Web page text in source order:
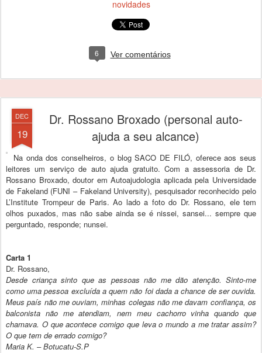
novidades
6 Ver comentários
DEC
19
Dr. Rossano Broxado (personal auto-
ajuda a seu alcance)
Na onda dos conselheiros, o blog SACO DE FILÓ, oferece aos seus
leitores um serviço de auto ajuda gratuito. Com a assessoria de Dr.
Rossano Broxado, doutor em Autoajudologia aplicada pela Universidade
de Fakeland (FUNI – Fakeland University), pesquisador reconhecido pelo
L’Institute Trompeur de Paris. Ao lado a foto do Dr. Rossano, ele tem
olhos puxados, mas não sabe ainda se é nissei, sansei... sempre que
perguntado, responde; nunsei.
Carta 1
Dr. Rossano,
Desde criança sinto que as pessoas não me dão atenção. Sinto-me
como uma pessoa excluída a quem não foi dada a chance de ser ouvida.
Meus país não me ouviam, minhas colegas não me davam confiança, os
balconista não me atendiam, nem meu cachorro vinha quando que
chamava. O que acontece comigo que leva o mundo a me tratar assim?
O que tem de errado comigo?
Maria K. – Botucatu-S.P